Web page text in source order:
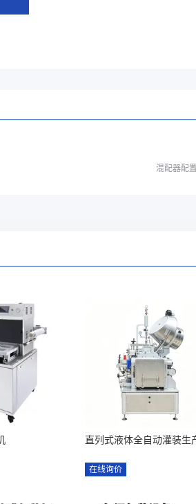
混配器配置
直列式液体全自动灌装生
在线询价